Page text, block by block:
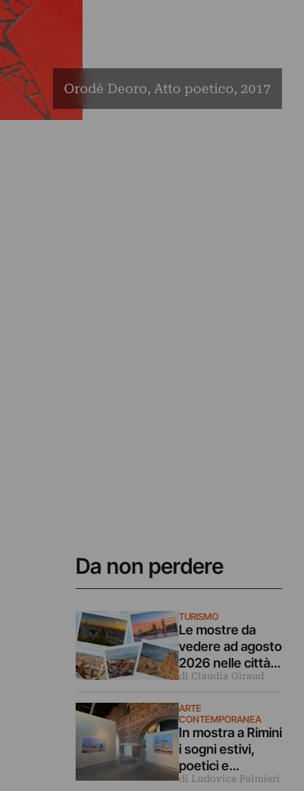
Orodè Deoro, Atto poetico, 2017
Da non perdere
TURISMO
Le mostre da
vedere ad agosto
2026 nelle città
d’arte europee
di Claudia Giraud
ARTE
CONTEMPORANEA
In mostra a Rimini
i sogni estivi,
poetici e
malinconici
di Ludovica Palmieri